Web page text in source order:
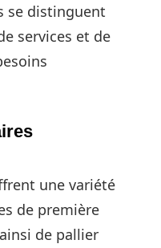
se distinguent
services et de
une variété
de première
de pallier